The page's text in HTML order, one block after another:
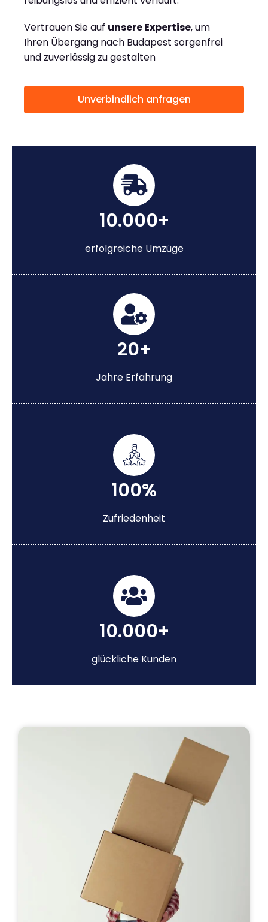
Vertrauen Sie auf unsere Expertise, um
Ihren Übergang nach Budapest sorgenfrei
und zuverlässig zu gestalten
Unverbindlich anfragen
10.000+
erfolgreiche Umzüge
20+
Jahre Erfahrung
100%
Zufriedenheit
10.000+
glückliche Kunden